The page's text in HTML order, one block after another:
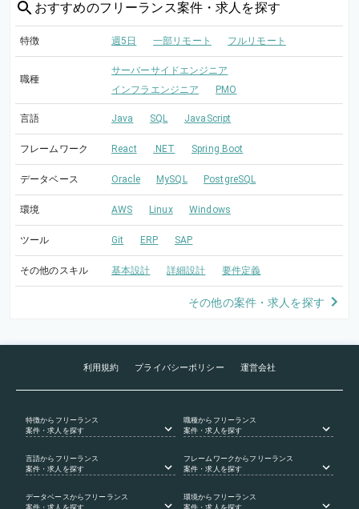
おすすめのフリーランス案件・求人を探す
特徴 週5日 一部リモート フルリモート
職種
サーバーサイドエンジニア
インフラエンジニア
PMO
言語 Java SQL JavaScript
フレームワーク React .NET Spring Boot
データベース Oracle MySQL PostgreSQL
環境 AWS Linux Windows
ツール Git ERP SAP
その他のスキル 基本設計 詳細設計 要件定義
その他の案件・求人を探す
利用規約 プライバシーポリシー 運営会社
特徴からフリーランス
案件・求人を探す
職種からフリーランス
案件・求人を探す
言語からフリーランス
案件・求人を探す
フレームワークからフリーランス
案件・求人を探す
データベース からフリーランス
案件・求人を探す
環境からフリーランス
案件・求人を探す